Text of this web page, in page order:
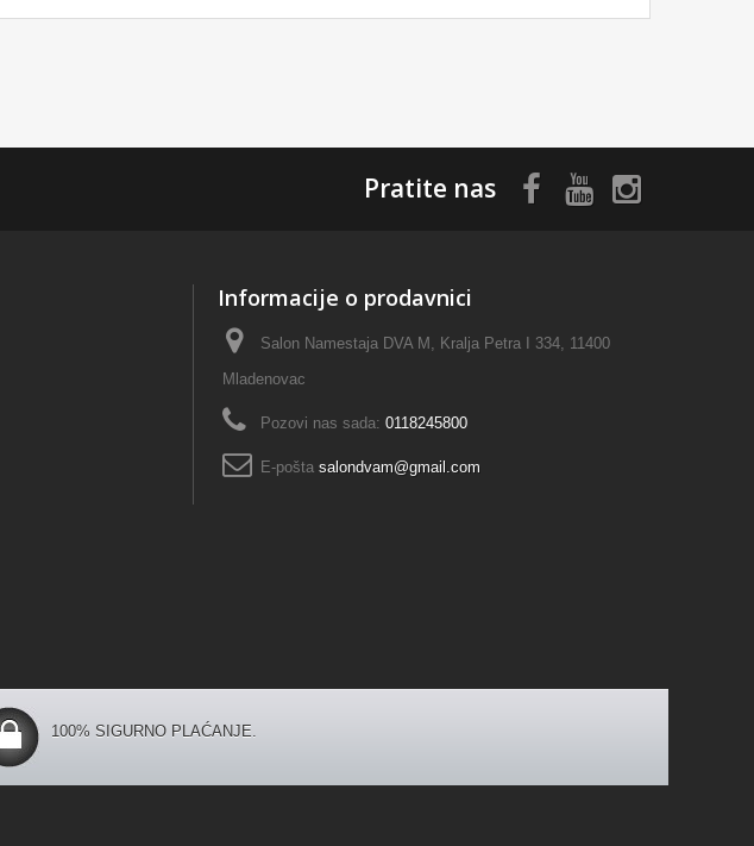
Pratite nas
Informacije o prodavnici
Salon Namestaja DVA M, Kralja Petra I 334, 11400
Mladenovac
Pozovi nas sada: 0118245800
E-pošta salondvam@gmail.com
100% SIGURNO PLAĆANJE.